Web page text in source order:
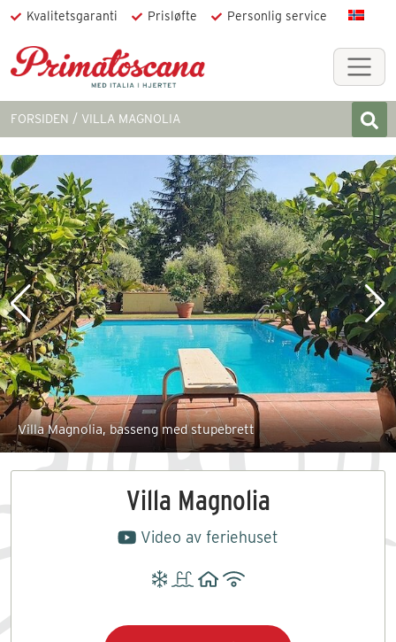
Kvalitetsgaranti Prisløfte Personlig service
FORSIDEN VILLA MAGNOLIA
Villa Magnolia, basseng med stupebrett
Villa Magnolia
Video av feriehuset